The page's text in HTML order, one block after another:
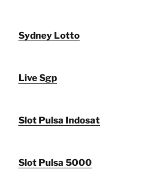
Sydney Lotto
Live Sgp
Slot Pulsa Indosat
Slot Pulsa 5000